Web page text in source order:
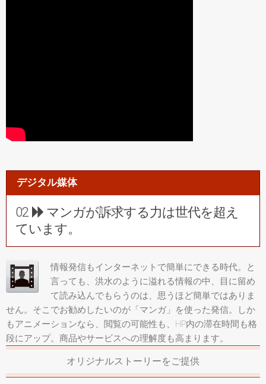
デジタル媒体
02
マンガが訴求する力は世代を超え
ています。
情報発信もインターネットで簡単にできる時代。と
言っても、洪水のように溢れる情報の中、目に留め
て読み込んでもらうのは、思うほど簡単ではありま
せん。そこでお勧めしたいのが「マンガ」を使った発信。しか
もアニメーションなら、閲覧の可能性も、HP内の滞在時間も格
段にアップ。商品やサービスへの理解度も高まります。
オリジナルストーリーをご提供